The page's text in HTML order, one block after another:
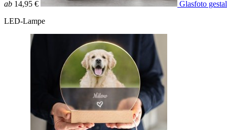
ab 14,95 €
Glasfoto
LED-Lampe